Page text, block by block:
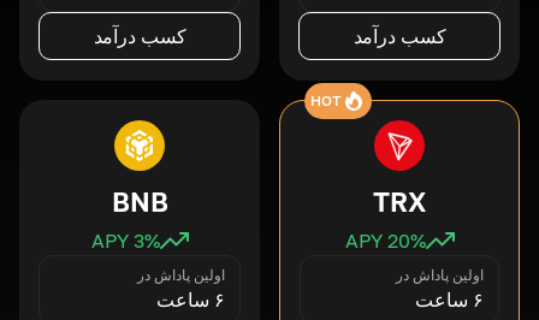
کسب درآمد کسب درآمد
HOT
TRX
20% APY
اولین پاداش در
۶ ساعت
BNB
3% APY
اولین پاداش در
۶ ساعت